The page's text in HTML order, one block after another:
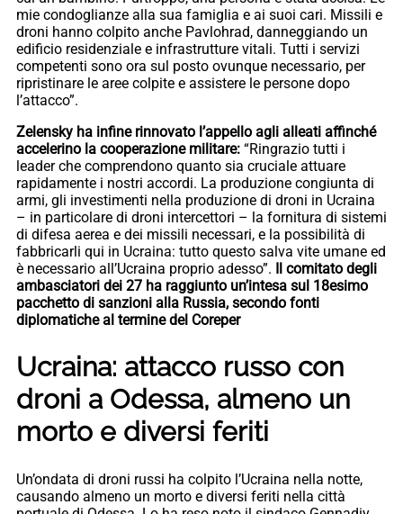
mie condoglianze alla sua famiglia e ai suoi cari. Missili e
droni hanno colpito anche Pavlohrad, danneggiando un
edificio residenziale e infrastrutture vitali. Tutti i servizi
competenti sono ora sul posto ovunque necessario, per
ripristinare le aree colpite e assistere le persone dopo
l’attacco”.
Zelensky ha infine rinnovato l’appello agli alleati affinché
accelerino la cooperazione militare: “Ringrazio tutti i
leader che comprendono quanto sia cruciale attuare
rapidamente i nostri accordi. La produzione congiunta di
armi, gli investimenti nella produzione di droni in Ucraina
– in particolare di droni intercettori – la fornitura di sistemi
di difesa aerea e dei missili necessari, e la possibilità di
fabbricarli qui in Ucraina: tutto questo salva vite umane ed
è necessario all’Ucraina proprio adesso”. Il comitato degli
ambasciatori dei 27 ha raggiunto un’intesa sul 18esimo
pacchetto di sanzioni alla Russia, secondo fonti
diplomatiche al termine del Coreper
Ucraina: attacco russo con
droni a Odessa, almeno un
morto e diversi feriti
Un’ondata di droni russi ha colpito l’Ucraina nella notte,
causando almeno un morto e diversi feriti nella città